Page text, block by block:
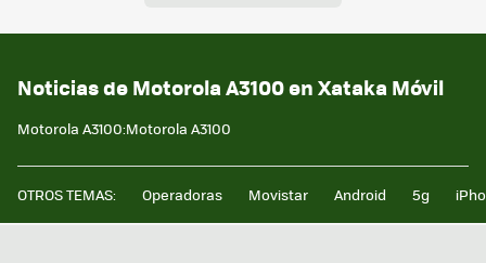
Noticias de Motorola A3100 en Xataka Móvil
Motorola A3100:Motorola A3100
OTROS TEMAS: Operadoras Movistar Android 5g